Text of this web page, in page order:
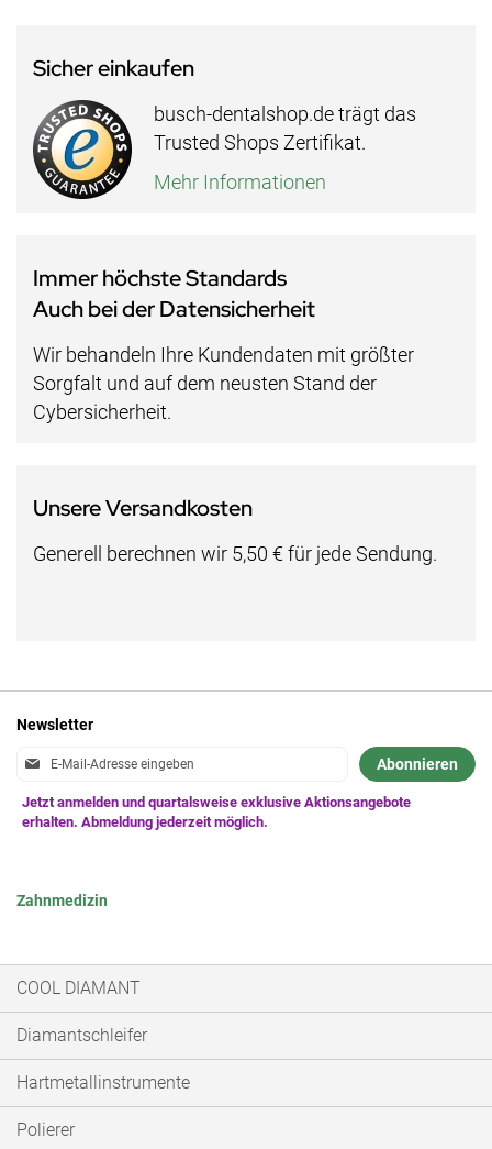
Sicher einkaufen
busch-dentalshop.de trägt das
Trusted Shops Zertifikat.
Mehr Informationen
Immer höchste Standards
Auch bei der Datensicherheit
Wir behandeln Ihre Kundendaten mit größter
Sorgfalt und auf dem neusten Stand der
Cybersicherheit.
Unsere Versandkosten
Generell berechnen wir 5,50 € für jede Sendung.
Newsletter
Anmeldung
Newsletter:
Abonnieren
Zahnmedizin
COOL DIAMANT
Diamantschleifer
Hartmetallinstrumente
Polierer